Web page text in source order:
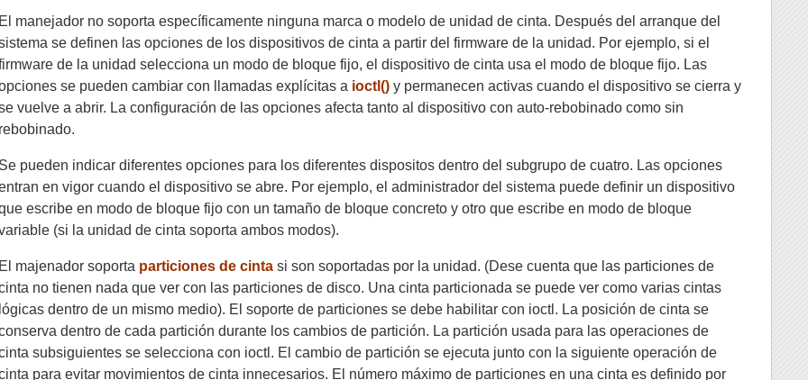
El manejador no soporta específicamente ninguna marca o modelo de unidad de cinta. Después del arranque del
se definen las opciones de los dispositivos de cinta a partir del firmware de la unidad. Por ejemplo, si el
de la unidad selecciona un modo de bloque fijo, el dispositivo de cinta usa el modo de bloque fijo. Las
se pueden cambiar con llamadas explícitas a ioctl() y permanecen activas cuando el dispositivo se cierra y
vuelve a abrir. La configuración de las opciones afecta tanto al dispositivo con auto-rebobinado como sin
rebobinado.
Se pueden indicar diferentes opciones para los diferentes dispositos dentro del subgrupo de cuatro. Las opciones
en vigor cuando el dispositivo se abre. Por ejemplo, el administrador del sistema puede definir un dispositivo
escribe en modo de bloque fijo con un tamaño de bloque concreto y otro que escribe en modo de bloque
(si la unidad de cinta soporta ambos modos).
El majenador soporta particiones de cinta si son soportadas por la unidad. (Dese cuenta que las particiones de
no tienen nada que ver con las particiones de disco. Una cinta particionada se puede ver como varias cintas
lógicas dentro de un mismo medio). El soporte de particiones se debe habilitar con ioctl. La posición de cinta se
dentro de cada partición durante los cambios de partición. La partición usada para las operaciones de
subsiguientes se selecciona con ioctl. El cambio de partición se ejecuta junto con la siguiente operación de
para evitar movimientos de cinta innecesarios. El número máximo de particiones en una cinta es definido por